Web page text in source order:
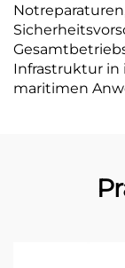
Infrastruktur in
maritimen